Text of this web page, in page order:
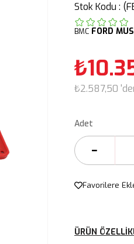
Stok Kodu
BMC FORD
₺2.587,50
Adet
Favorilere
ÜRÜN